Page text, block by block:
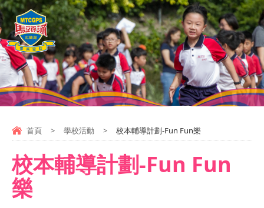
首頁 > 學校活動 > 校本輔導計劃-Fun Fun樂
校本輔導計劃-Fun Fun
樂